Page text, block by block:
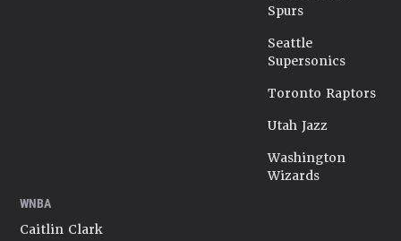
Spurs
Seattle
Supersonics
Toronto Raptors
Utah Jazz
Washington
Wizards
WNBA
Caitlin Clark